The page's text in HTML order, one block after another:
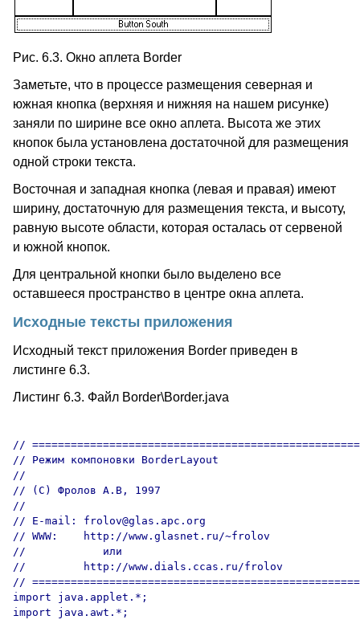
Рис. 6.3. Окно аплета Border
Заметьте, что в процессе размещения северная и
южная кнопка (верхняя и нижняя на нашем рисунке)
заняли по ширине все окно аплета. Высота же этих
кнопок была установлена достаточной для размещения
одной строки текста.
Восточная и западная кнопка (левая и правая) имеют
ширину, достаточную для размещения текста, и высоту,
равную высоте области, которая осталась от сервеной
и южной кнопок.
Для центральной кнопки было выделено все
оставшееся пространство в центре окна аплета.
Исходные тексты приложения
Исходный текст приложения Border приведен в
листинге 6.3.
Листинг 6.3. Файл Border\Border.java
//
// Режим компоновки BorderLayout
//
// (C) Фролов А.В, 1997
//
// E-mail: frolov@glas.apc.org
// WWW:    http://www.glasnet.ru/~frolov
//            или
//         http://www.dials.ccas.ru/frolov
//
import java.applet.*;
import java.awt.*;